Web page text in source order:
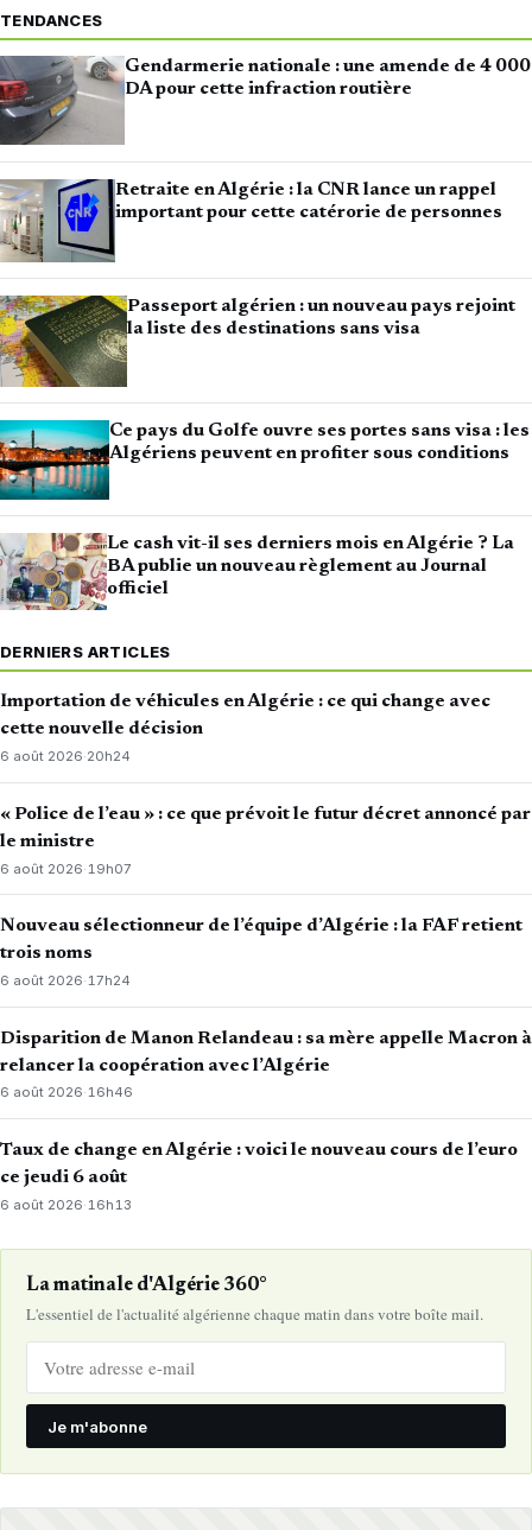
TENDANCES
Gendarmerie nationale : une amende de 4 000
DA pour cette infraction routière
Retraite en Algérie : la CNR lance un rappel
important pour cette catérorie de personnes
Passeport algérien : un nouveau pays rejoint
la liste des destinations sans visa
Ce pays du Golfe ouvre ses portes sans visa : les
Algériens peuvent en profiter sous conditions
Le cash vit-il ses derniers mois en Algérie ? La
BA publie un nouveau règlement au Journal
officiel
DERNIERS ARTICLES
Importation de véhicules en Algérie : ce qui change avec
cette nouvelle décision
6 août 2026·20h24
« Police de l’eau » : ce que prévoit le futur décret annoncé par
le ministre
6 août 2026· 19h07
Nouveau sélectionneur de l’équipe d’Algérie : la FAF retient
trois noms
6 août 2026·17h24
Disparition de Manon Relandeau : sa mère appelle Macron à
relancer la coopération avec l’Algérie
6 août 2026·16h46
Taux de change en Algérie : voici le nouveau cours de l’euro
ce jeudi 6 août
6 août 2026· 16h13
La matinale d'Algérie 360°
L'essentiel de l'actualité algérienne chaque matin dans votre boîte mail.
Je m'abonne